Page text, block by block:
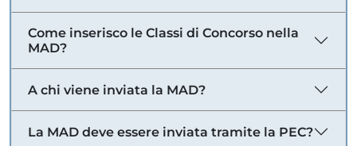
Come inserisco le Classi di Concorso nella
MAD?
A chi viene inviata la MAD?
La MAD deve essere inviata tramite la PEC?